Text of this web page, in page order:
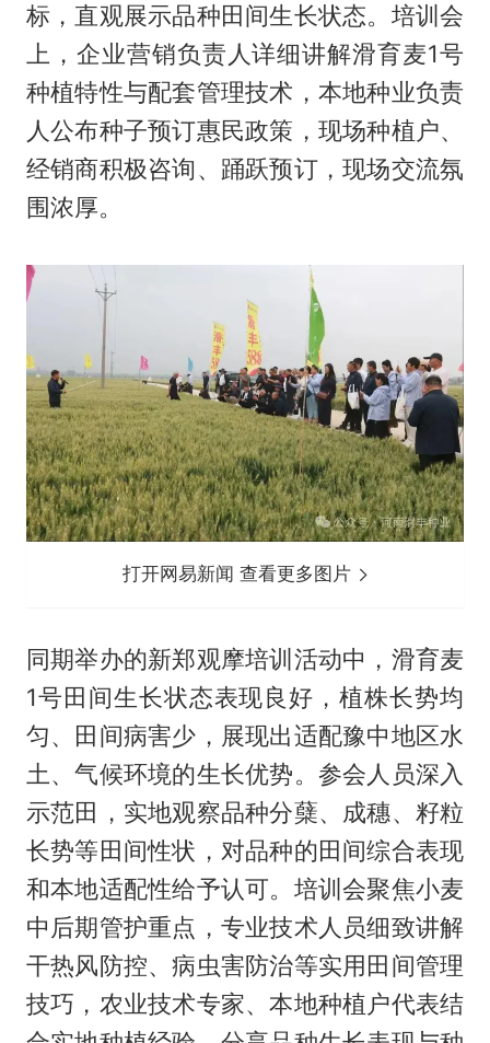
标，直观展示品种田间生长状态。培训会
上，企业营销负责人详细讲解滑育麦1号
种植特性与配套管理技术，本地种业负责
人公布种子预订惠民政策，现场种植户、
经销商积极咨询、踊跃预订，现场交流氛
围浓厚。
打开网易新闻 查看更多图片
同期举办的新郑观摩培训活动中，滑育麦
1号田间生长状态表现良好，植株长势均
匀、田间病害少，展现出适配豫中地区水
土、气候环境的生长优势。参会人员深入
示范田，实地观察品种分蘖、成穗、籽粒
长势等田间性状，对品种的田间综合表现
和本地适配性给予认可。培训会聚焦小麦
中后期管护重点，专业技术人员细致讲解
干热风防控、病虫害防治等实用田间管理
技巧，农业技术专家、本地种植户代表结